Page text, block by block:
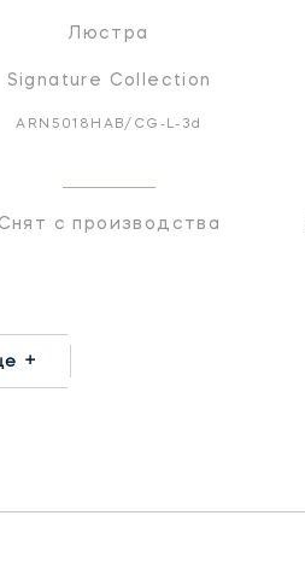
Люстра
Signature Collection
ARN5018HAB/CG-L-3d
Снят с производства
+